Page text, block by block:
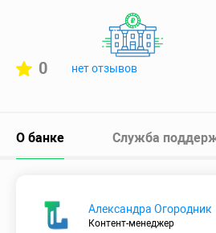
0 нет отзывов
О банке Служба
Александра Огородник
Контент-менеджер